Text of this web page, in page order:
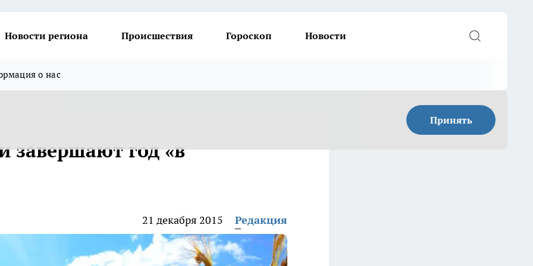
Новости региона Происшествия Гороскоп Новости
о нас
Принять
завершают год «в
21 декабря 2015 Редакция